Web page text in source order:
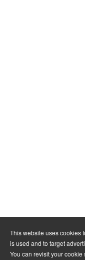
This website uses cookies
is used and to target
You can revisit your